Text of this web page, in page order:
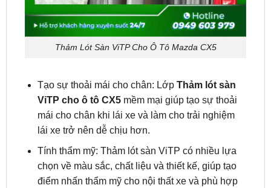
Thảm Lót Sàn ViTP Cho Ô Tô Mazda CX5
Tạo sự thoải mái cho chân: LớpThảm lót sàn
mái cho chân khi lái xe và làm cho trải nghiệm
lái xe trở nên dễ chịu hơn.
Tính thẩm mỹ: Thảm lót sàn ViTP có nhiều lựa
chọn về màu sắc, chất liệu và thiết kế, giúp tạo
điểm nhấn thẩm mỹ cho nội thất xe và phù hợp
với phong cách cá nhân của chủ xe.